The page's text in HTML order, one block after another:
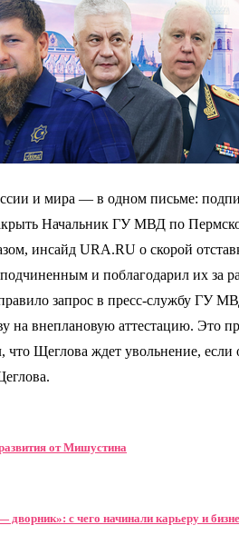
и мира — в одном письме:
Начальник ГУ МВД по
инсайд URA.RU о скорой
и поблагодарил их за
запрос в пресс-службу ГУ
на внеплановую аттестацию. Это
что Щеглова ждет увольнение,
от Мишустина
дворник»: с чего начинали карьеру и